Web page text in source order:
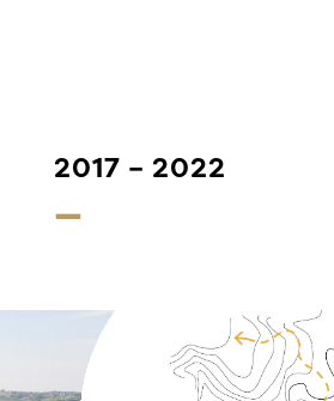
2017 – 2022
—